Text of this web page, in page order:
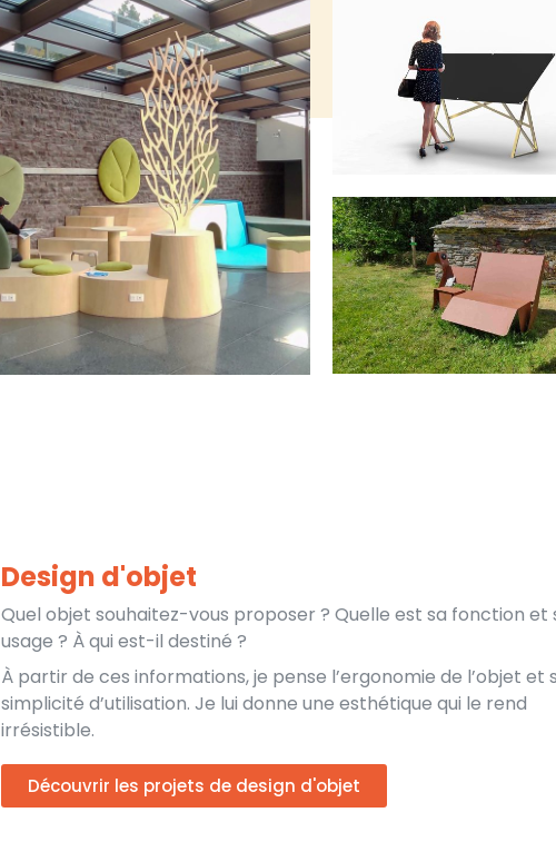
Design d'objet
Quel objet souhaitez-vous proposer ? Quelle est sa fonction et
usage ? À qui est-il destiné ?
À partir de ces informations, je pense l’ergonomie de l’objet et
simplicité d’utilisation. Je lui donne une esthétique qui le rend
irrésistible.
Découvrir les projets de design d'objet